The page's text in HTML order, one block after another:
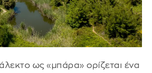
ως «μπάρα» ορίζεται ένα